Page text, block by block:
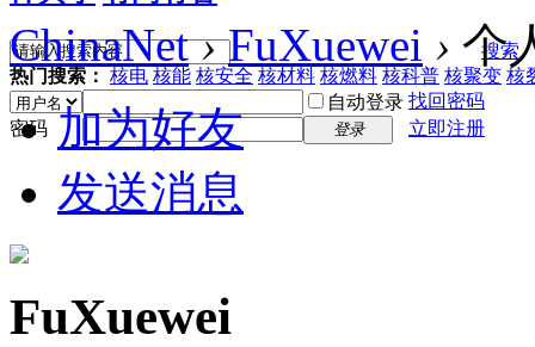
搜索
热门搜索： 核电 核能 核安全 核材料 核燃料 核科普 核聚变 核
自动登录 找回密码
密码
登录 立即注册
ChinaNet › FuXuewei › 个
加为好友
发送消息
FuXuewei